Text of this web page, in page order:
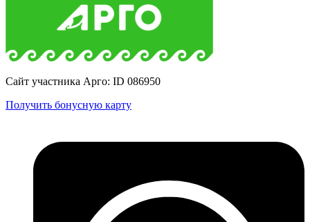
Сайт участника Арго: ID 086950
Получить бонусную карту